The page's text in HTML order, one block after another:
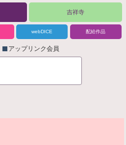
吉祥寺
webDICE 配給作品
アップリンク会員